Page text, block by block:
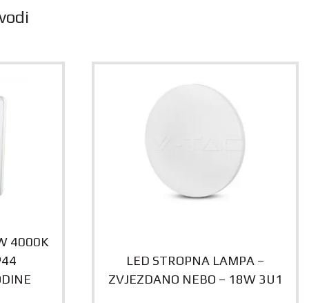
4000K
LED STROPNA LAMPA –
ZVJEZDANO NEBO – 18W 3U1